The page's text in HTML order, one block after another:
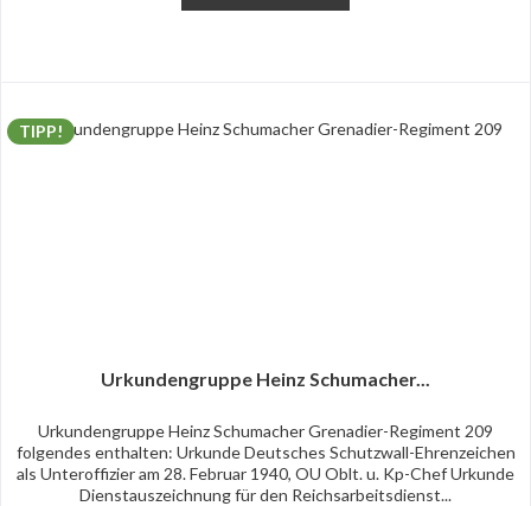
TIPP!
Urkundengruppe Heinz Schumacher...
Urkundengruppe Heinz Schumacher Grenadier-Regiment 209
folgendes enthalten: Urkunde Deutsches Schutzwall-Ehrenzeichen
als Unteroffizier am 28. Februar 1940, OU Oblt. u. Kp-Chef Urkunde
Dienstauszeichnung für den Reichsarbeitsdienst...